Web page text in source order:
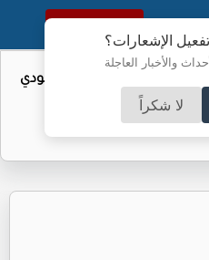
الإشعارات؟
والأخبار العاجلة
لا شكراً
النسخة الكاملة
المتحدة من النفط السعودي